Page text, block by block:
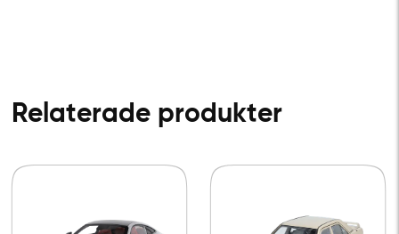
Relaterade produkter